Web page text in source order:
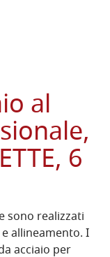
al
6
sono realizzati
allineamento. I
acciaio per